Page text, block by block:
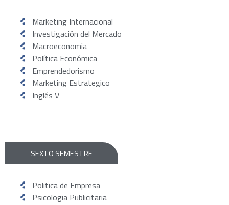
Marketing Internacional
Investigación del Mercado
Macroeconomia
Política Económica
Emprendedorismo
Marketing Estrategico
Inglés V
SEXTO SEMESTRE
Politica de Empresa
Psicologia Publicitaria